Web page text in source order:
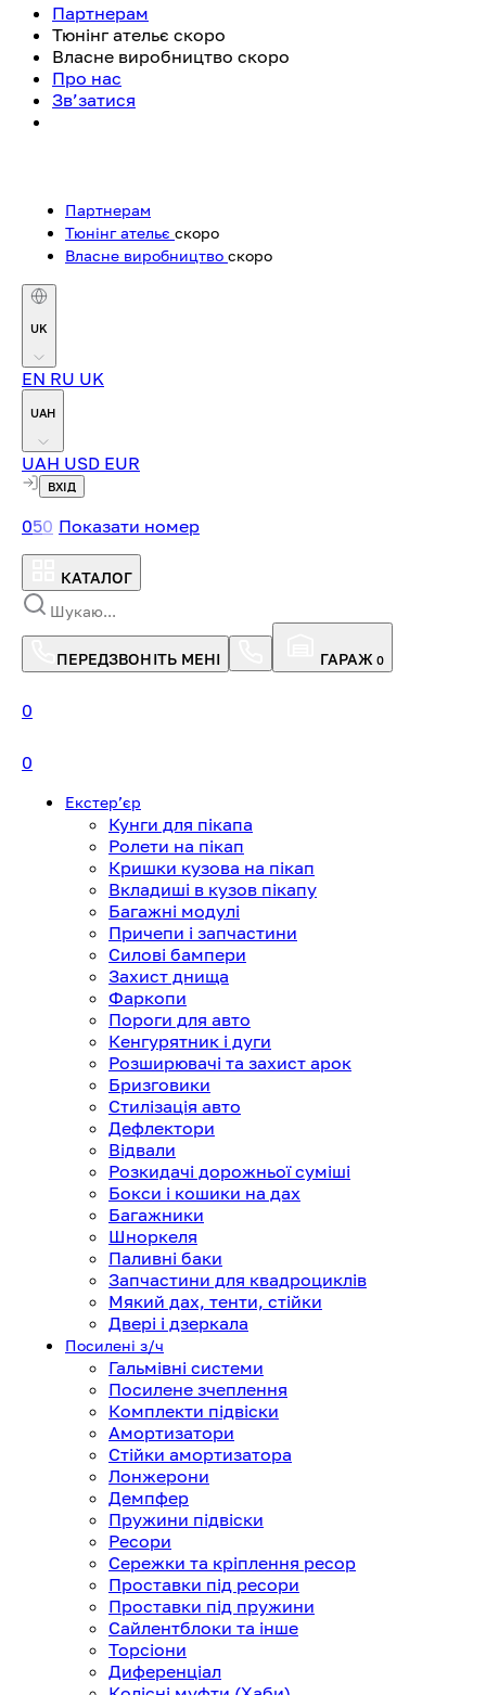
Партнерам
Тюнінг ательє скоро
Власне виробництво скоро
Про нас
Зв’затися
Партнерам
Тюнінг ательє скоро
Власне виробництво скоро
UK
EN RU UK
UAH
UAH USD EUR
ВХІД
050 Показати номер
КАТАЛОГ
ПЕРЕДЗВОНІТЬ МЕНІ ГАРАЖ 0
0
0
Екстерʼєр
Кунги для пікапа
Ролети на пікап
Кришки кузова на пікап
Вкладиші в кузов пікапу
Багажні модулі
Причепи і запчастини
Силові бампери
Захист днища
Фаркопи
Пороги для авто
Кенгурятник і дуги
Розширювачі та захист арок
Бризговики
Стилізація авто
Дефлектори
Відвали
Розкидачі дорожньої суміші
Бокси і кошики на дах
Багажники
Шноркеля
Паливні баки
Запчастини для квадроциклів
Мякий дах, тенти, стійки
Двері і дзеркала
Посилені з/ч
Гальмівні системи
Посилене зчеплення
Комплекти підвіски
Амортизатори
Стійки амортизатора
Лонжерони
Демпфер
Пружини підвіски
Ресори
Сережки та кріплення ресор
Проставки під ресори
Проставки під пружини
Сайлентблоки та інше
Торсіони
Диференціал